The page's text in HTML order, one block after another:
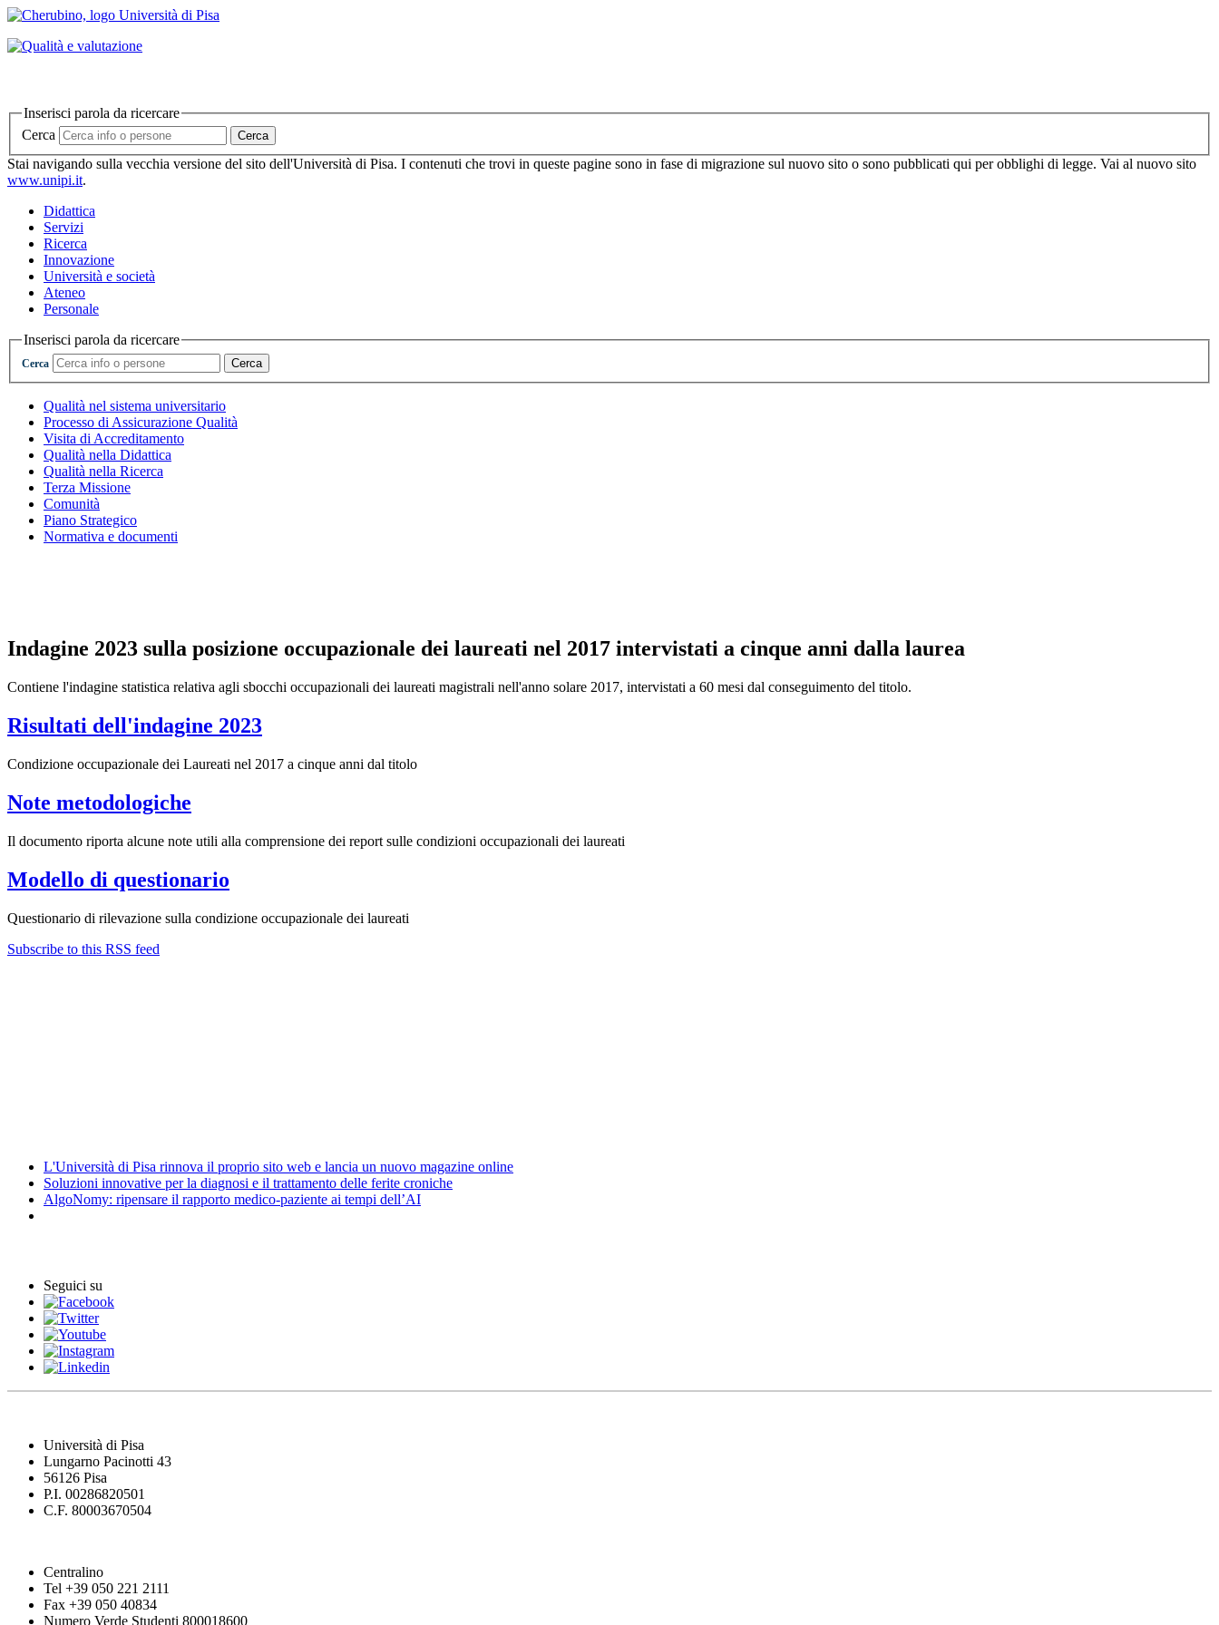
Inserisci parola da ricercare
Cerca
Cerca
Stai navigando sulla vecchia versione del sito dell'Università di Pisa. I contenuti che trovi in queste pagine sono in fase di migrazione sul nuovo sito o sono pubblicati qui per obblighi di legge. Vai al nuovo sito
www.unipi.it.
Didattica
Servizi
Ricerca
Innovazione
Università e società
Ateneo
Personale
Inserisci parola da ricercare
Cerca Cerca
Qualità nel sistema universitario
Processo di Assicurazione Qualità
Visita di Accreditamento
Qualità nella Didattica
Qualità nella Ricerca
Terza Missione
Comunità
Piano Strategico
Normativa e documenti
Indagine 2023 sulla posizione occupazionale dei laureati nel 2017 intervistati a cinque anni dalla laurea
Contiene l'indagine statistica relativa agli sbocchi occupazionali dei laureati magistrali nell'anno solare 2017, intervistati a 60 mesi dal conseguimento del titolo.
Risultati dell'indagine 2023
Condizione occupazionale dei Laureati nel 2017 a cinque anni dal titolo
Note metodologiche
Il documento riporta alcune note utili alla comprensione dei report sulle condizioni occupazionali dei laureati
Modello di questionario
Questionario di rilevazione sulla condizione occupazionale dei laureati
Subscribe to this RSS feed
L'Università di Pisa rinnova il proprio sito web e lancia un nuovo magazine online
Soluzioni innovative per la diagnosi e il trattamento delle ferite croniche
AlgoNomy: ripensare il rapporto medico-paziente ai tempi dell’AI
Seguici su
Università di Pisa
Lungarno Pacinotti 43
56126 Pisa
P.I. 00286820501
C.F. 80003670504
Centralino
Tel +39 050 221 2111
Fax +39 050 40834
Numero Verde Studenti 800018600